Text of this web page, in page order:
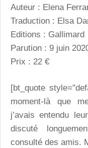
Auteur : Elena
Traduction : Elsa
Editions : Gallimard
Parution : 9 juin
Prix : 22 €
[bt_quote
moment-là que
j’avais entendu
discuté
consulté des amis.